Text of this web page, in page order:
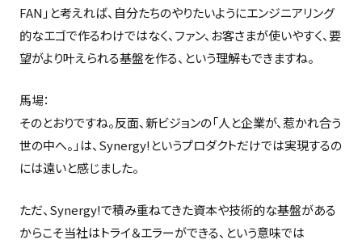
FAN」と考えれば、自分たちのやりたいようにエンジニアリング
的なエゴで作るわけではなく、ファン、お客さまが使いやすく、要
望がより叶えられる基盤を作る、という理解もできますね。
馬場：
そのとおりですね。反面、新ビジョンの「人と企業が、惹かれ合う
世の中へ。」は、Synergy!というプロダクトだけでは実現するの
には遠いと感じました。
ただ、Synergy!で積み重ねてきた資本や技術的な基盤がある
からこそ当社はトライ＆エラーができる、という意味では